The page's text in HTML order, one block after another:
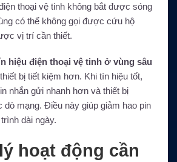
thoại vệ tinh không bắt được sóng
có thể không gọi được cứu hộ
vị trí cần thiết.
hiệu điện thoại vệ tinh ở vùng sâu
bị tiết kiệm hơn. Khi tín hiệu tốt,
nhắn gửi nhanh hơn và thiết bị
dò mạng. Điều này giúp giảm hao pin
dài ngày.
hoạt động cần